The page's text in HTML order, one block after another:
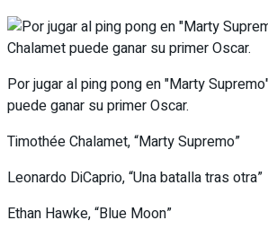
Por jugar al ping pong en "Marty
puede ganar su primer Oscar.
Timothée Chalamet, “Marty Supremo”
Leonardo DiCaprio, “Una batalla tras otra”
Ethan Hawke, “Blue Moon”